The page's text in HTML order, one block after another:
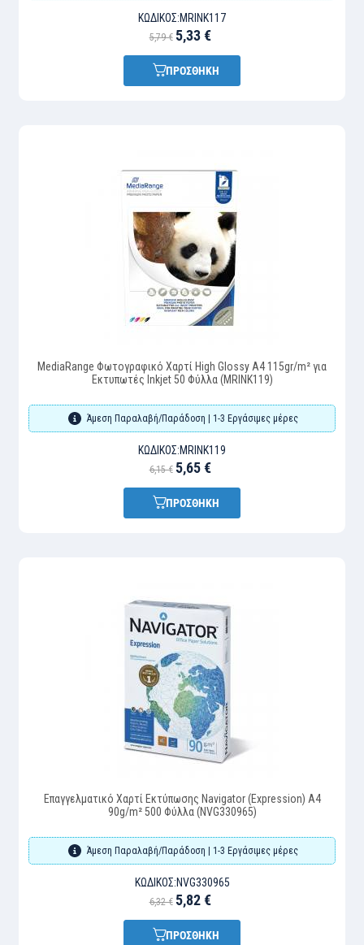
ΚΩΔΙΚΌΣ:MRINK117
5,79 € 5,33 €
ΠΡΟΣΘΗΚΗ
MediaRange Φωτογραφικό Χαρτί High Glossy A4 115gr/m² για
Εκτυπωτές Inkjet 50 Φύλλα (MRINK119)
Άμεση Παραλαβή/Παράδοση | 1-3 Εργάσιμες μέρες
ΚΩΔΙΚΌΣ:MRINK119
6,15 € 5,65 €
ΠΡΟΣΘΗΚΗ
Επαγγελματικό Χαρτί Εκτύπωσης Navigator (Expression) A4
90g/m² 500 Φύλλα (NVG330965)
Άμεση Παραλαβή/Παράδοση | 1-3 Εργάσιμες μέρες
ΚΩΔΙΚΌΣ:NVG330965
6,32 € 5,82 €
ΠΡΟΣΘΗΚΗ